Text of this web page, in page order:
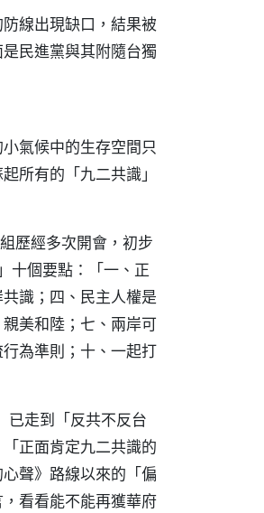
線出現缺口，結果被
民進黨與其附隨台獨
氣候中的生存空間只
所有的「九二共識」
歷經多次開會，初步
十個要點：「一、正
識；四、民主人權是
美和陸；七、兩岸可
為準則；十、一起打
已走到「反共不反台
正面肯定九二共識的
聲》路線以來的「偏
看看能不能再獲華府